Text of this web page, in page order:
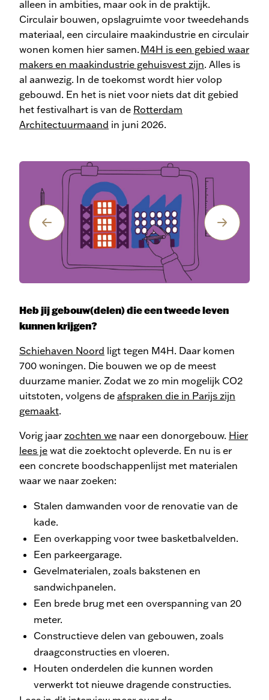
alleen in ambities, maar ook in de praktijk.
Circulair bouwen, opslagruimte voor tweedehands
materiaal, een circulaire maakindustrie en circulair
wonen komen hier samen. M4H is een gebied waar
makers en maakindustrie gehuisvest zijn. Alles is
al aanwezig. In de toekomst wordt hier volop
gebouwd. En het is niet voor niets dat dit gebied
het festivalhart is van de Rotterdam
Architectuurmaand in juni 2026.
Heb jij gebouw(delen) die een tweede leven
kunnen krijgen?
Schiehaven Noord ligt tegen M4H. Daar komen
700 woningen. Die bouwen we op de meest
duurzame manier. Zodat we zo min mogelijk CO2
uitstoten, volgens de afspraken die in Parijs zijn
gemaakt.
Vorig jaar zochten we naar een donorgebouw. Hier
lees je wat die zoektocht opleverde. En nu is er
een concrete boodschappenlijst met materialen
waar we naar zoeken:
Stalen damwanden voor de renovatie van de
kade.
Een overkapping voor twee basketbalvelden.
Een parkeergarage.
Gevelmaterialen, zoals bakstenen en
sandwichpanelen.
Een brede brug met een overspanning van 20
meter.
Constructieve delen van gebouwen, zoals
draagconstructies en vloeren.
Houten onderdelen die kunnen worden
verwerkt tot nieuwe dragende constructies.